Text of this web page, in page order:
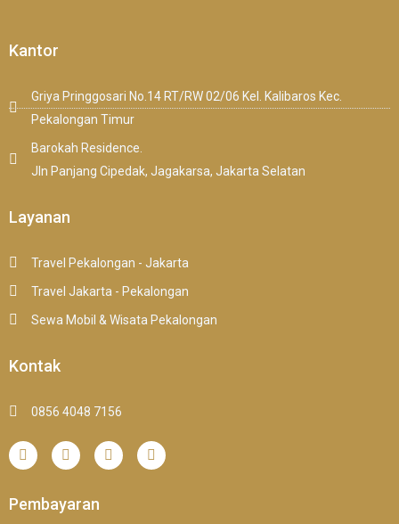
Kantor
Griya Pringgosari No.14 RT/RW 02/06 Kel. Kalibaros Kec.
Pekalongan Timur
Barokah Residence.
Jln Panjang Cipedak, Jagakarsa, Jakarta Selatan
Layanan
Travel Pekalongan - Jakarta
Travel Jakarta - Pekalongan
Sewa Mobil & Wisata Pekalongan
Kontak
0856 4048 7156
Pembayaran